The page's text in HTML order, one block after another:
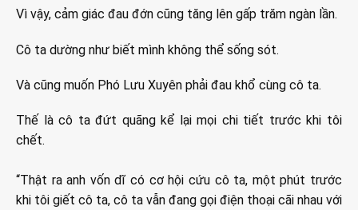
Vì vậy, cảm giác đau đớn cũng tăng lên gấp trăm ngàn lần.
Cô ta dường như biết mình không thể sống sót.
Và cũng muốn Phó Lưu Xuyên phải đau khổ cùng cô ta.
Thế là cô ta đứt quãng kể lại mọi chi tiết trước khi tôi
chết.
“Thật ra anh vốn dĩ có cơ hội cứu cô ta, một phút trước
khi tôi giết cô ta, cô ta vẫn đang gọi điện thoại cãi nhau với